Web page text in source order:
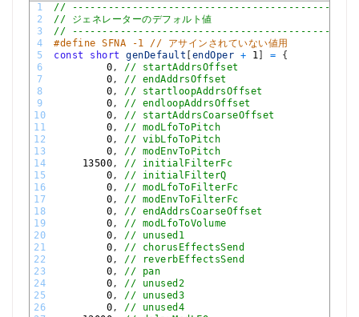
1
2
3
4
5
6
7
8
9
10
11
12
13
14
15
16
17
18
19
20
21
22
23
24
25
26
//
// ジェネレーターのデフォルト値
//
#define SFNA -1 // アサインされていない値用
const
short genDefault [endOper + 1] =
{
0,
// startAddrsOffset
0,
// endAddrsOffset
0,
// startloopAddrsOffset
0,
// endloopAddrsOffset
0,
// startAddrsCoarseOffset
0,
// modLfoToPitch
0,
// vibLfoToPitch
0,
// modEnvToPitch
13500,
// initialFilterFc
0,
// initialFilterQ
0,
// modLfoToFilterFc
0,
// modEnvToFilterFc
0,
// endAddrsCoarseOffset
0,
// modLfoToVolume
0,
// unused1
0,
// chorusEffectsSend
0,
// reverbEffectsSend
0,
// pan
0,
// unused2
0,
// unused3
0,
// unused4